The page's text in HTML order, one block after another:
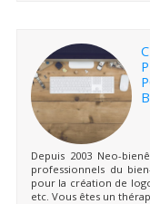
Depuis 2003 Neo-
professionnels du
pour la création de
etc. Vous êtes un